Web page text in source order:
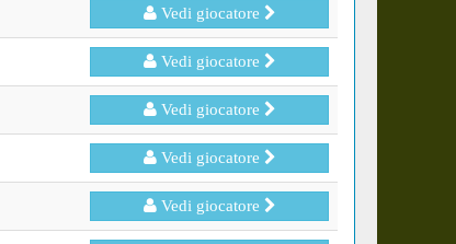
Vedi giocatore
Vedi giocatore
Vedi giocatore
Vedi giocatore
Vedi giocatore